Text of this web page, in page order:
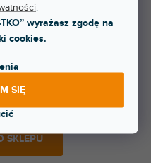
wyrażasz zgodę na
cookies.
SIĘ inne kategorie.
SKLEPU